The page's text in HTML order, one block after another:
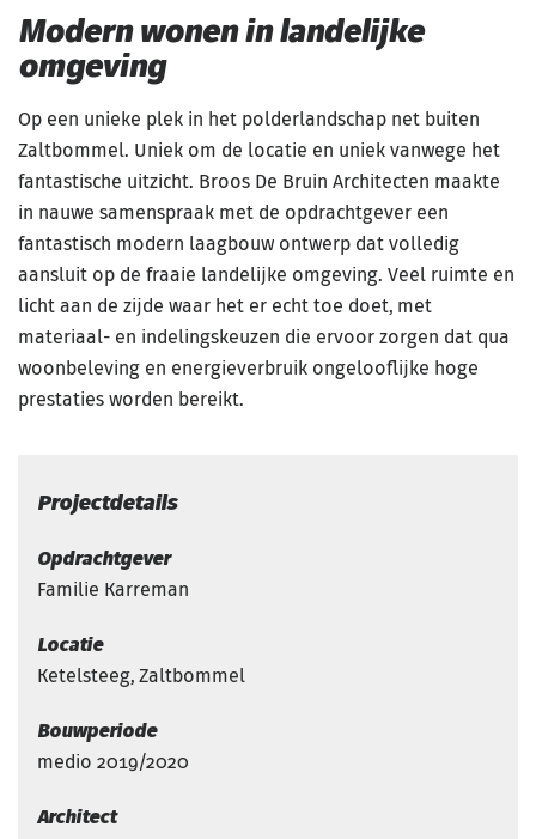
Modern wonen in landelijke
omgeving
Op een unieke plek in het polderlandschap net buiten
Zaltbommel. Uniek om de locatie en uniek vanwege het
fantastische uitzicht. Broos De Bruin Architecten maakte
in nauwe samenspraak met de opdrachtgever een
fantastisch modern laagbouw ontwerp dat volledig
aansluit op de fraaie landelijke omgeving. Veel ruimte en
licht aan de zijde waar het er echt toe doet, met
materiaal- en indelingskeuzen die ervoor zorgen dat qua
woonbeleving en energieverbruik ongelooflijke hoge
prestaties worden bereikt.
Projectdetails
Opdrachtgever
Familie Karreman
Locatie
Ketelsteeg, Zaltbommel
Bouwperiode
medio 2019/2020
Architect